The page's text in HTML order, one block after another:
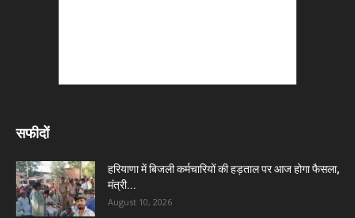
सफीदों
हरियाणा में बिजली कर्मचारियों की हड़ताल पर आज होगा फैसला,
मंत्री...
August 10, 2026